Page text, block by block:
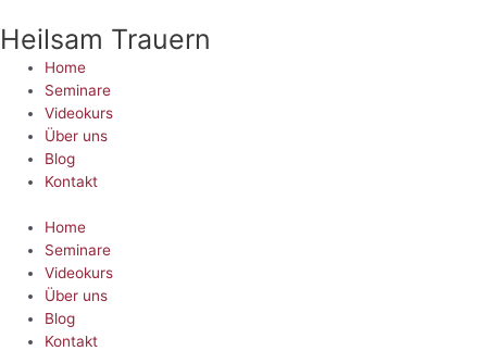
Inhalt
springen
Heilsam Trauern
Home
Seminare
Videokurs
Über uns
Blog
Kontakt
Home
Seminare
Videokurs
Über uns
Blog
Kontakt